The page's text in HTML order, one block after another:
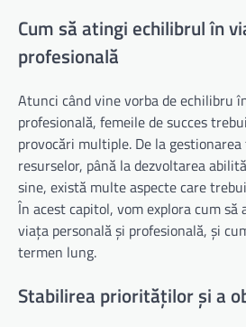
Cum să atingi echilibrul în
profesională
Atunci când vine vorba de echilibru
profesională, femeile de succes
provocări multiple. De la
resurselor, până la dezvoltarea
sine, există multe aspecte care
În acest capitol, vom explora cum
viața personală și profesională, și
termen lung.
Stabilirea priorităților și a